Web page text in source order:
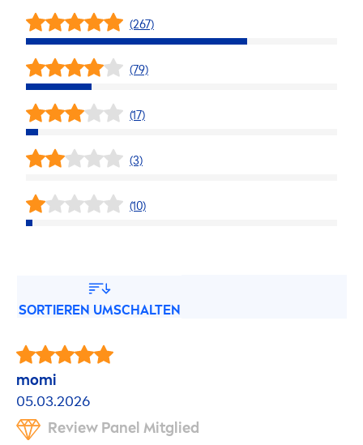
(267)
(79)
(17)
(3)
(10)
SORTIEREN UMSCHALTEN
momi
05.03.2026
Review Panel Mitglied